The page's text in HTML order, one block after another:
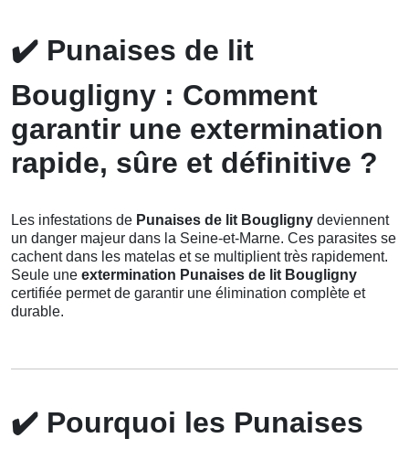
✔️ Punaises de lit
Bougligny : Comment
garantir une extermination
rapide, sûre et définitive ?
Les infestations de Punaises de lit Bougligny deviennent
un danger majeur dans la Seine-et-Marne. Ces parasites se
cachent dans les matelas et se multiplient très rapidement.
Seule une extermination Punaises de lit Bougligny
certifiée permet de garantir une élimination complète et
durable.
✔️ Pourquoi les Punaises